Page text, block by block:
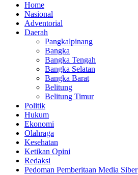
Home
Nasional
Adventorial
Daerah
Pangkalpinang
Bangka
Bangka Tengah
Bangka Selatan
Bangka Barat
Belitung
Belitung Timur
Politik
Hukum
Ekonomi
Olahraga
Kesehatan
Ketikan Opini
Redaksi
Pedoman Pemberitaan Media Siber